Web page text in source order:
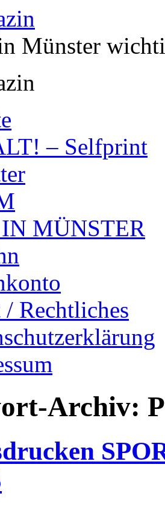
Münster
– Selfprint
IN MÜNSTER
Rechtliches
Archiv: